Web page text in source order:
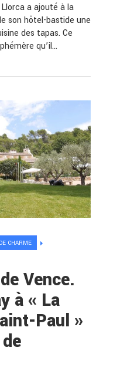
a ajouté à la
son hôtel-bastide une
des tapas. Ce
qu’il…
CHARME
Vence.
à « La
Paul »